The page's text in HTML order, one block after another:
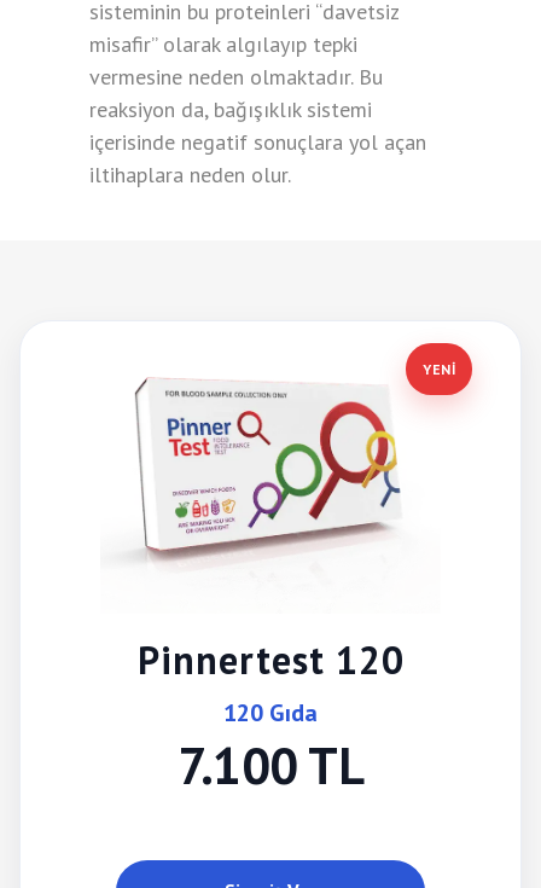
sisteminin bu proteinleri “davetsiz
misafir” olarak algılayıp tepki
vermesine neden olmaktadır. Bu
reaksiyon da, bağışıklık sistemi
içerisinde negatif sonuçlara yol açan
iltihaplara neden olur.
YENİ
Pinnertest 120
120 Gıda
7.100 TL